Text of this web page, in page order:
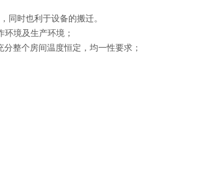
同时也利于设备的搬迁。
境及生产环境；
整个房间温度恒定，均一性要求；